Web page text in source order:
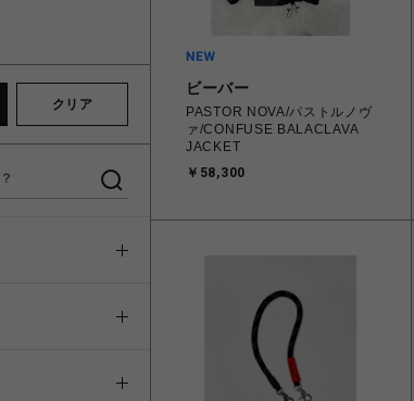
クリア
ビーバー
PASTOR NOVA/パストルノヴ
ァ/CONFUSE BALACLAVA
JACKET
￥58,300